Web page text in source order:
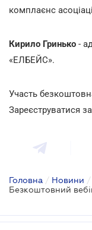
комплаєнс
Кирило Гринько -
«ЕЛБЕЙС».
Участь
Зареєструватися за
Головна / Новини /